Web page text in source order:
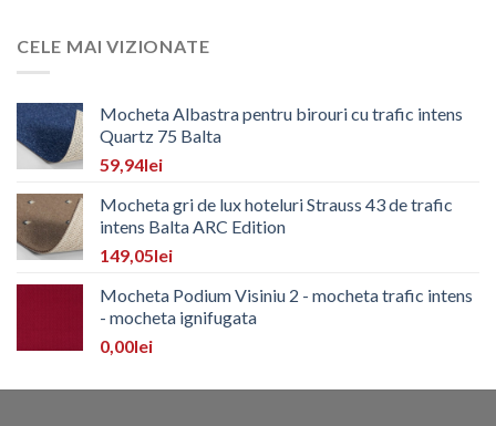
CELE MAI VIZIONATE
Mocheta Albastra pentru birouri cu trafic intens
Quartz 75 Balta
59,94lei
Mocheta gri de lux hoteluri Strauss 43 de trafic
intens Balta ARC Edition
149,05lei
Mocheta Podium Visiniu 2 - mocheta trafic intens
- mocheta ignifugata
0,00lei